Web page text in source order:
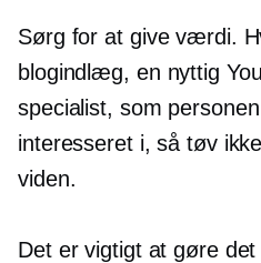
Sørg for at give værdi.
blogindlæg, en nyttig
specialist, som
interesseret i, så tøv
viden.
Det er vigtigt at gøre